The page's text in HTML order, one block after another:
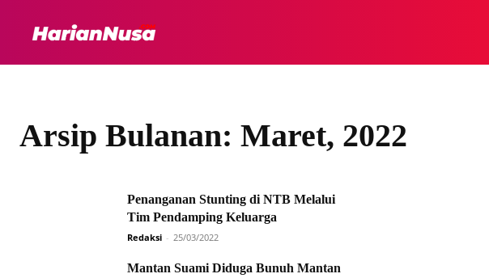
Arsip Bulanan: Maret, 2022
Penanganan Stunting di NTB Melalui
Tim Pendamping Keluarga
Redaksi - 25/03/2022
Mantan Suami Diduga Bunuh Mantan